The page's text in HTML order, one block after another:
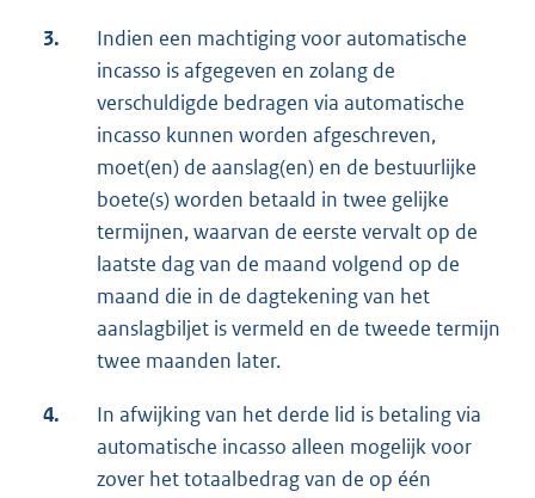
3.
Indien een machtiging voor automatische
incasso is afgegeven en zolang de
verschuldigde bedragen via automatische
incasso kunnen worden afgeschreven,
moet(en) de aanslag(en) en de bestuurlijke
boete(s) worden betaald in twee gelijke
termijnen, waarvan de eerste vervalt op de
laatste dag van de maand volgend op de
maand die in de dagtekening van het
aanslagbiljet is vermeld en de tweede termijn
twee maanden later.
4.
In afwijking van het derde lid is betaling via
automatische incasso alleen mogelijk voor
zover het totaalbedrag van de op één